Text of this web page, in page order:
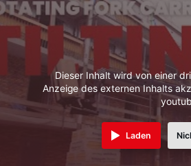
Dieser Inhalt wird von einer
Anzeige des externen Inhalts
Laden